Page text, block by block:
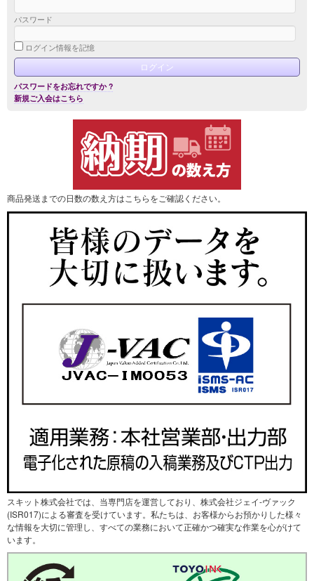
パスワード
ログイン情報を記憶
パスワードをお忘れですか ?
新規ご入会はこちら
商品発送までの日数の数え方はこちらをご確認ください。
スキット株式会社では、当専門店を運営しており、株式会社ジェイ-ヴァック
(ISR017)による審査を受けています。私たちは、お客様からお預かりした様々
な情報を大切に管理し、すべての業務において正確かつ確実な作業を心がけて
います。